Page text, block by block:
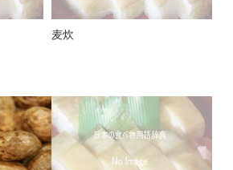
麦炊